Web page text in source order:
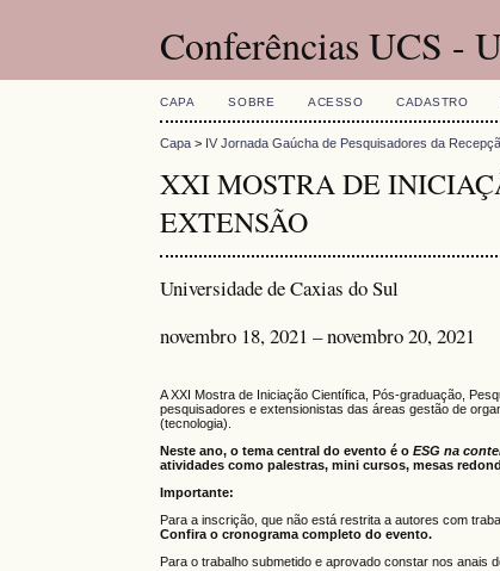
Conferências UCS -
CAPA SOBRE ACESSO CADASTRO
Capa > IV Jornada Gaúcha de Pesquisadores da
XXI MOSTRA DE
EXTENSÃO
Universidade de Caxias do Sul
novembro 18, 2021 – novembro 20, 2021
A XXI Mostra de Iniciação Científica, Pós-graduação,
pesquisadores e extensionistas das áreas gestão de
(tecnologia).
Neste ano, o tema central do evento é oESG na
atividades como palestras, mini cursos, mesas
Importante:
Para a inscrição, que não está restrita a autores com
Confira o cronograma completo do evento.
Para o trabalho submetido e aprovado constar nos anais